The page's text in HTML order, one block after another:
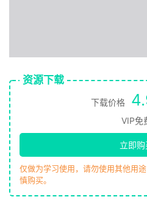
资源下载
下载价格
VIP免
立即购
仅做为学习使用，请勿使用其他用
慎购买。